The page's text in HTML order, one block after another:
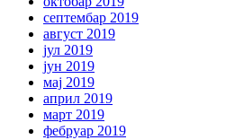
септембар 2019
август 2019
јул 2019
јун 2019
мај 2019
април 2019
март 2019
фебруар 2019